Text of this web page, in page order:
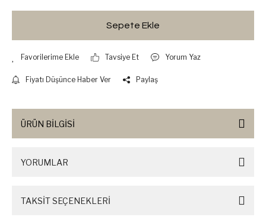
Sepete Ekle
Tavsiye Et Yorum Yaz
Fiyatı Düşünce Haber Ver Paylaş
ÜRÜN BİLGİSİ
YORUMLAR
TAKSİT SEÇENEKLERİ